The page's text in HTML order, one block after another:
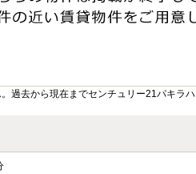
過去から現在までセンチュリー21パキラ